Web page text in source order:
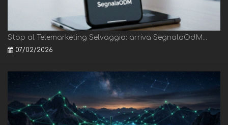
Stop al Telemarketing Selvaggio: arriva SegnalaOdM...
07/02/2026